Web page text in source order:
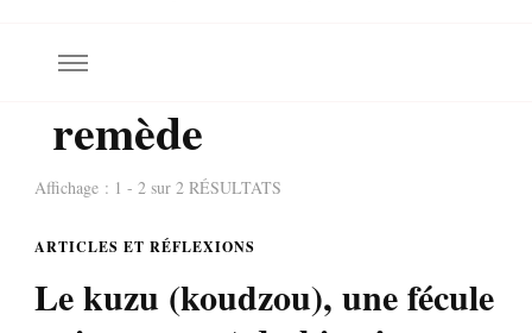
remède
Affichage : 1 - 2 sur 2 RÉSULTATS
ARTICLES ET RÉFLEXIONS
Le kuzu (koudzou), une fécule